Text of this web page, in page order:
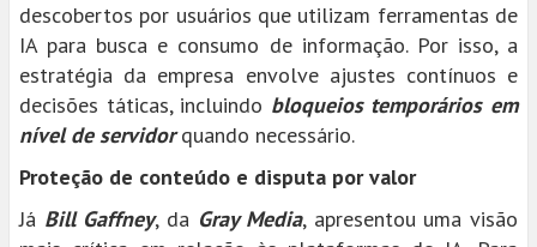
descobertos por usuários que utilizam ferramentas de
IA para busca e consumo de informação. Por isso, a
estratégia da empresa envolve ajustes contínuos e
decisões táticas, incluindo bloqueios temporários em
nível de servidorquando necessário.
Proteção de conteúdo e disputa por valor
Já Bill Gaffney, da Gray Media, apresentou uma visão